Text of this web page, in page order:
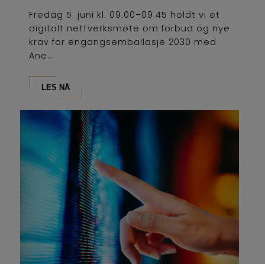
Fredag 5. juni kl. 09.00–09.45 holdt vi et
digitalt nettverksmøte om forbud og nye
krav for engangsemballasje 2030 med
Ane...
LES NÅ